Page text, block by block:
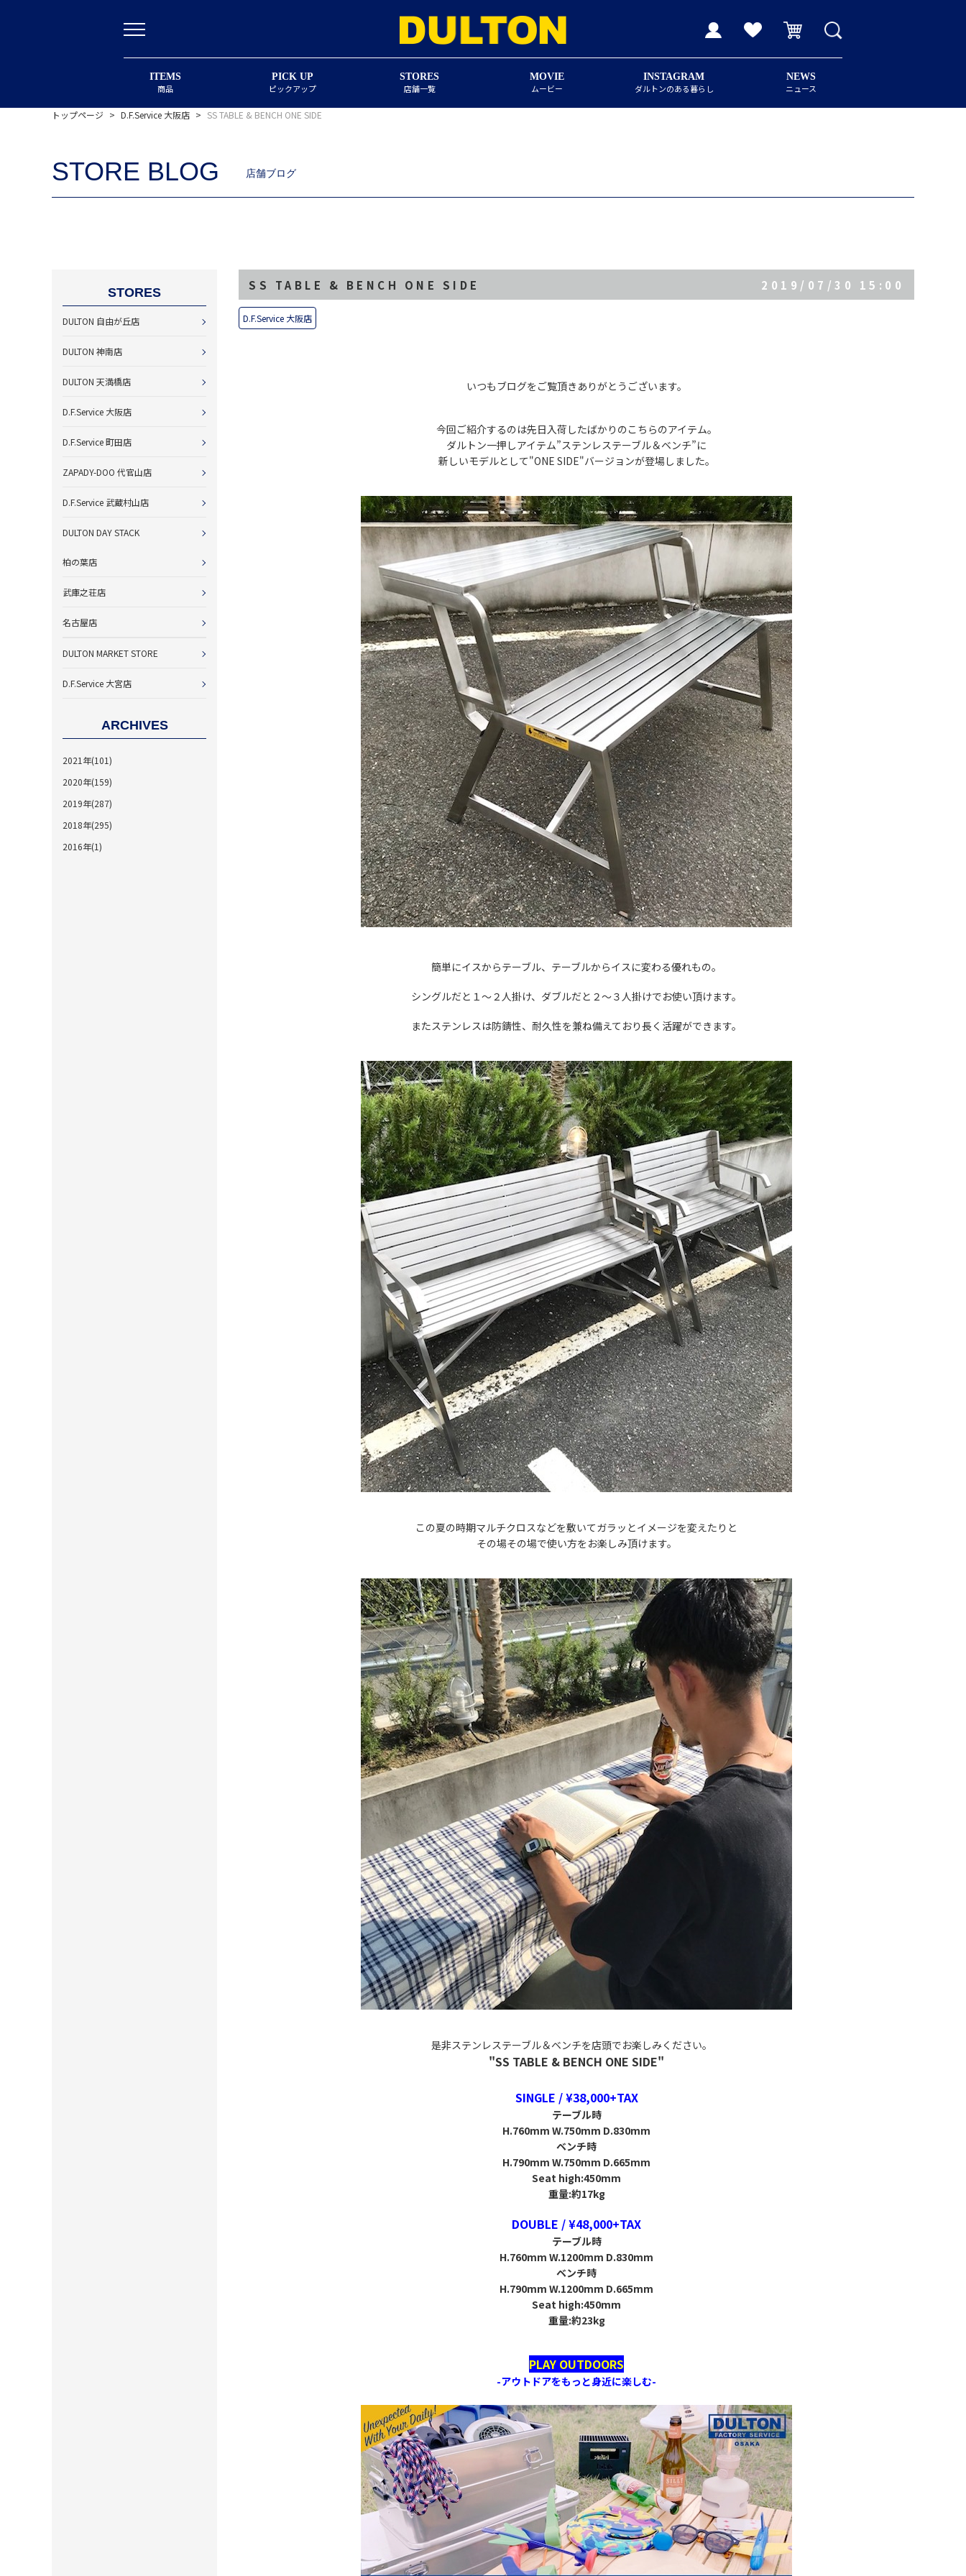
ITEMS
商品
PICK UP
ピックアップ
STORES
店舗一覧
MOVIE
ムービー
INSTAGRAM
ダルトンのある暮らし
NEWS
ニュース
トップページ > D.F.Service 大阪店 > SS TABLE & BENCH ONE SIDE
STORE BLOG 店舗ブログ
STORES
DULTON 自由が丘店
DULTON 神南店
DULTON 天満橋店
D.F.Service 大阪店
D.F.Service 町田店
ZAPADY-DOO 代官山店
D.F.Service 武蔵村山店
DULTON DAY STACK
柏の葉店
武庫之荘店
名古屋店
DULTON MARKET STORE
D.F.Service 大宮店
ARCHIVES
2021年(101)
2020年(159)
2019年(287)
2018年(295)
2016年(1)
SS TABLE & BENCH ONE SIDE 2019/07/30 15:00
D.F.Service 大阪店
いつもブログをご覧頂きありがとうございます。
今回ご紹介するのは先日入荷したばかりのこちらのアイテム。
ダルトン一押しアイテム”ステンレステーブル＆ベンチ”に
新しいモデルとして"ONE SIDE"バージョンが登場しました。
簡単にイスからテーブル、テーブルからイスに変わる優れもの。
シングルだと１〜２人掛け、ダブルだと２〜３人掛けでお使い頂けます。
またステンレスは防錆性、耐久性を兼ね備えており長く活躍ができます。
この夏の時期マルチクロスなどを敷いてガラッとイメージを変えたりと
その場その場で使い方をお楽しみ頂けます。
是非ステンレステーブル＆ベンチを店頭でお楽しみください。
"SS TABLE & BENCH ONE SIDE"
SINGLE / ¥38,000+TAX
テーブル時
H.760mm W.750mm D.830mm
ベンチ時
H.790mm W.750mm D.665mm
Seat high:450mm
重量:約17kg
DOUBLE / ¥48,000+TAX
テーブル時
H.760mm W.1200mm D.830mm
ベンチ時
H.790mm W.1200mm D.665mm
Seat high:450mm
重量:約23kg
PLAY OUTDOORS
-アウトドアをもっと身近に楽しむ-